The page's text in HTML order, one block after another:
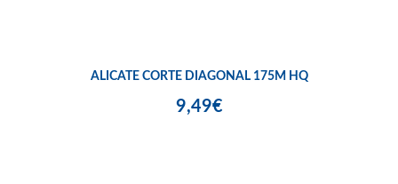
ALICATE CORTE DIAGONAL 175M HQ
9,49€